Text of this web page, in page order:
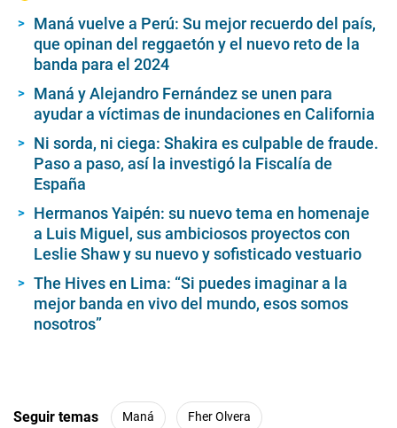
s
d
Maná vuelve a Perú: Su mejor recuerdo del país,
que opinan del reggaetón y el nuevo reto de la
banda para el 2024
Maná y Alejandro Fernández se unen para
ayudar a víctimas de inundaciones en California
Ni sorda, ni ciega: Shakira es culpable de fraude.
Paso a paso, así la investigó la Fiscalía de
España
Hermanos Yaipén: su nuevo tema en homenaje
a Luis Miguel, sus ambiciosos proyectos con
Leslie Shaw y su nuevo y sofisticado vestuario
The Hives en Lima: “Si puedes imaginar a la
mejor banda en vivo del mundo, esos somos
nosotros”
Seguir temas Maná Fher Olvera